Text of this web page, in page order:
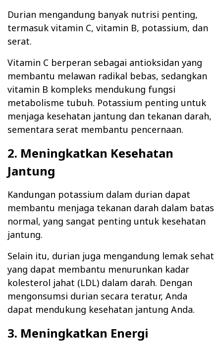
Durian mengandung banyak nutrisi penting,
termasuk vitamin C, vitamin B, potassium, dan
serat.
Vitamin C berperan sebagai antioksidan yang
membantu melawan radikal bebas, sedangkan
vitamin B kompleks mendukung fungsi
metabolisme tubuh. Potassium penting untuk
menjaga kesehatan jantung dan tekanan darah,
sementara serat membantu pencernaan.
2. Meningkatkan Kesehatan
Jantung
Kandungan potassium dalam durian dapat
membantu menjaga tekanan darah dalam batas
normal, yang sangat penting untuk kesehatan
jantung.
Selain itu, durian juga mengandung lemak sehat
yang dapat membantu menurunkan kadar
kolesterol jahat (LDL) dalam darah. Dengan
mengonsumsi durian secara teratur, Anda
dapat mendukung kesehatan jantung Anda.
3. Meningkatkan Energi